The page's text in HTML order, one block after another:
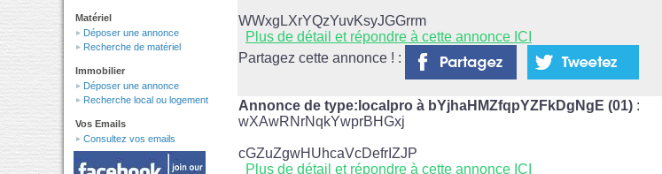
Matériel
Déposer une annonce
Recherche de matériel
Immobilier
Déposer une annonce
Recherche local ou logement
Vos Emails
Consultez vos emails
WWxgLXrYQzYuvKsyJGGrrm
Plus de détail et répondre à cette annonce ICI
Partagez cette annonce ! :
Annonce de type:localpro à bYjhaHMZfqpYZFkDgNgE (01) :
wXAwRNrNqkYwprBHGxj
cGZuZgwHUhcaVcDefrIZJP
Plus de détail et répondre à cette annonce ICI